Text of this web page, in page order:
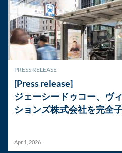
PRESS RELEASE
[Press release]
ジェーシードゥコー、ヴ
ションズ株式会社を完全
Apr 1, 2026